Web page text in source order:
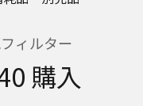
ィルター
購入